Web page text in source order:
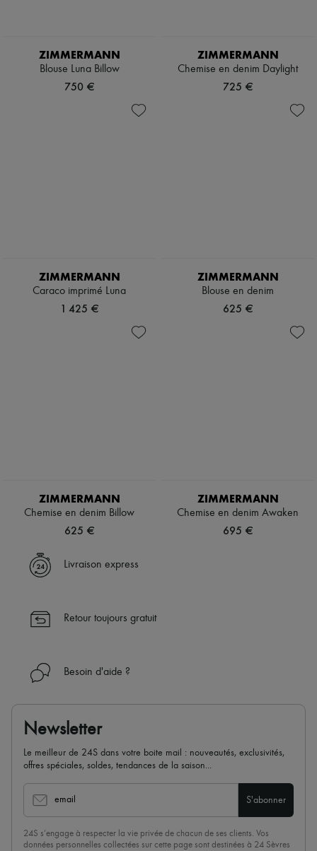
ZIMMERMANN
Blouse Luna Billow
750 €
ZIMMERMANN
Chemise en denim Daylight
725 €
ZIMMERMANN
Caraco imprimé Luna
1 425 €
ZIMMERMANN
Blouse en denim
625 €
ZIMMERMANN
Chemise en denim Billow
625 €
ZIMMERMANN
Chemise en denim Awaken
695 €
Livraison express
Retour toujours gratuit
Besoin d'aide ?
Newsletter
Le meilleur de 24S dans votre boite mail : nouveautés, exclusivités,
offres spéciales, soldes, tendances de la saison...
email S'abonner
24S s’engage à respecter la vie privée de chacun de ses clients. Vos
données personnelles collectées sur cette page sont destinées à 24 Sèvres